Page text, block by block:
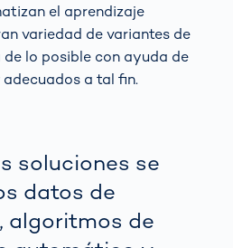
el aprendizaje
variedad de variantes de
lo posible con ayuda de
a tal fin.
soluciones se
datos de
algoritmos de